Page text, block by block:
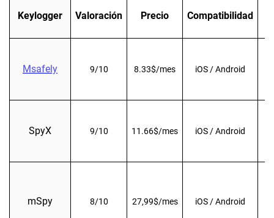
Keylogger Valoración Precio Compatibilidad
Msafely 9/10 8.33$/mes iOS / Android
SpyX 9/10 11.66$/mes iOS / Android
mSpy 8/10 27,99$/mes iOS / Android